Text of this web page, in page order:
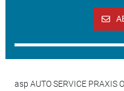
asp AUTO SERVICE